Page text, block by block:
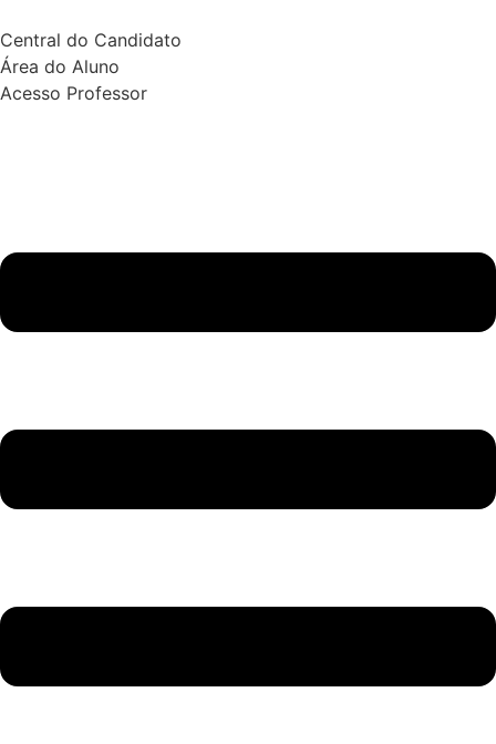
Central do Candidato
Área do Aluno
Acesso Professor